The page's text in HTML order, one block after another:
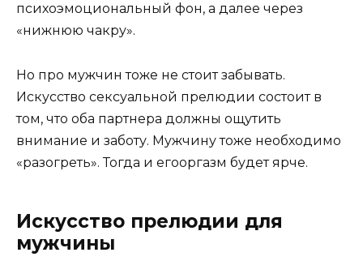
психоэмоциональный фон, а далее через
«нижнюю чакру».
Но про мужчин тоже не стоит забывать.
Искусство сексуальной прелюдии состоит в
том, что оба партнера должны ощутить
внимание и заботу. Мужчину тоже необходимо
«разогреть». Тогда и егооргазм будет ярче.
Искусство прелюдии для
мужчины